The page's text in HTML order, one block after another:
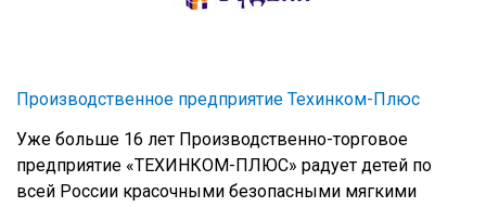
Производственное предприятие Техинком-Плюс
Уже больше 16 лет Производственно-торговое
предприятие «ТЕХИНКОМ-ПЛЮС» радует детей по
всей России красочными безопасными мягкими